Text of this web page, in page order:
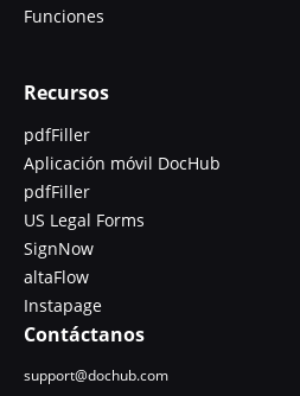
Funciones
Recursos
pdfFiller
Aplicación móvil DocHub
pdfFiller
US Legal Forms
SignNow
altaFlow
Instapage
Contáctanos
support@dochub.com